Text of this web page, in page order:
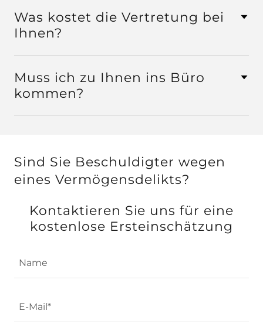
Was kostet die Vertretung bei
Ihnen?
Muss ich zu Ihnen ins Büro
kommen?
Sind Sie Beschuldigter wegen
eines Vermögensdelikts?
Kontaktieren Sie uns für eine
kostenlose Ersteinschätzung
Name
E-Mail*